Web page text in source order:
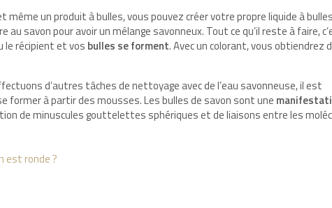
même un produit à bulles, vous pouvez créer votre propre liquide à
au savon pour avoir un mélange savonneux. Tout ce qu’il reste à faire,
le récipient et vos bulles se forment. Avec un colorant, vous obtiendrez
d’autres tâches de nettoyage avec de l’eau savonneuse, il est
former à partir des mousses. Les bulles de savon sont une
de minuscules gouttelettes sphériques et de liaisons entre les
est ronde ?